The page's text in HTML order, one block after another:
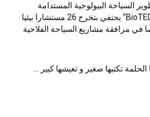
السياحة البيولوجية المستدامة
والعادلة “BioTED” يحتفي بتخرج 26 مستشارا بيئيا
في مرافقة مشاريع السياحة الفلاحية
الحلمة تكتبها صغير و تعيشها كبير …